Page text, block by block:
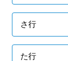
さ行
た行